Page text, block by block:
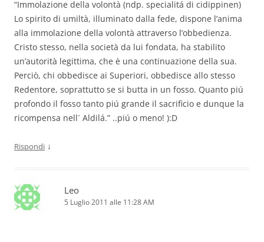
“Immolazione della volontà (ndp. specialitá di cidippinen)
Lo spirito di umiltà, illuminato dalla fede, dispone l’anima
alla immolazione della volontà attraverso l’obbedienza.
Cristo stesso, nella società da lui fondata, ha stabilito
un’autorità legittima, che è una continuazione della sua.
Perciò, chi obbedisce ai Superiori, obbedisce allo stesso
Redentore, soprattutto se si butta in un fosso. Quanto piú
profondo il fosso tanto piú grande il sacrificio e dunque la
ricompensa nell´ Aldilá.” ..piú o meno! ):D
Rispondi ↓
Leo
5 Luglio 2011 alle 11:28 AM